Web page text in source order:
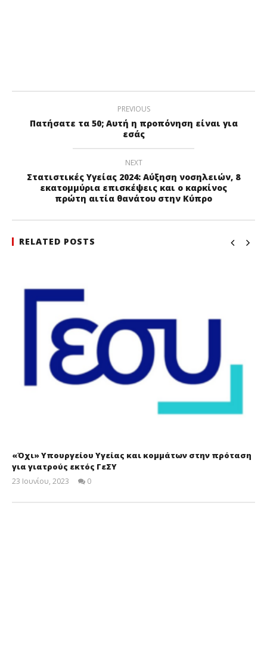
PREVIOUS
Πατήσατε τα 50; Αυτή η προπόνηση είναι για
εσάς
NEXT
Στατιστικές Υγείας 2024: Αύξηση νοσηλειών, 8
εκατομμύρια επισκέψεις και ο καρκίνος
πρώτη αιτία θανάτου στην Κύπρο
RELATED POSTS
«Όχι» Υπουργείου Υγείας και κομμάτων στην πρόταση
για γιατρούς εκτός ΓεΣΥ
23 Ιουνίου, 2023
Insurance
0